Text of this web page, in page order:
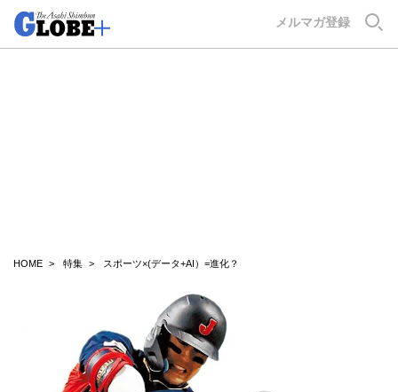
メルマガ登録
HOME 特集 スポーツ×(データ+AI）=進化？